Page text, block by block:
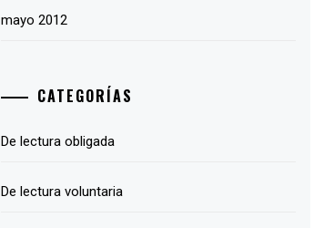
mayo 2012
CATEGORÍAS
De lectura obligada
De lectura voluntaria